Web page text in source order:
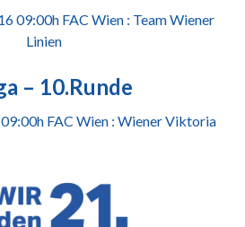
09:00h FAC Wien : Team Wiener
Linien
– 10.Runde
FAC Wien : Wiener Viktoria